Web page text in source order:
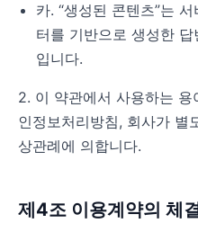
카. “생성된 콘텐츠”는
터를 기반으로 생성한
입니다.
2. 이 약관에서 사용하는
인정보처리방침, 회사가 별
상관례에 의합니다.
제4조 이용계약의 체